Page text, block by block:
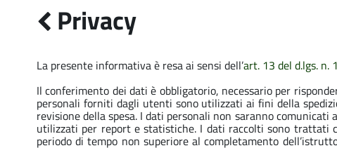
Privacy
La presente informativa è resa ai sensi dell’art. 13 del d.lgs. n.
Il conferimento dei dati è obbligatorio, necessario per
personali forniti dagli utenti sono utilizzati ai fini della
revisione della spesa. I dati personali non saranno
utilizzati per report e statistiche. I dati raccolti sono trattati
periodo di tempo non superiore al completamento